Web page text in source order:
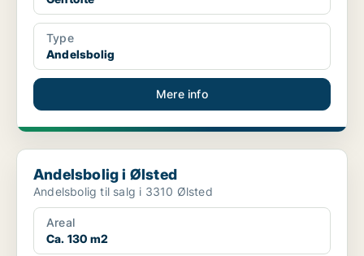
Type
Andelsbolig
Mere info
Andelsbolig i Ølsted
Andelsbolig i Ølsted
Andelsbolig til salg i 3310 Ølsted
Areal
Ca. 130 m2